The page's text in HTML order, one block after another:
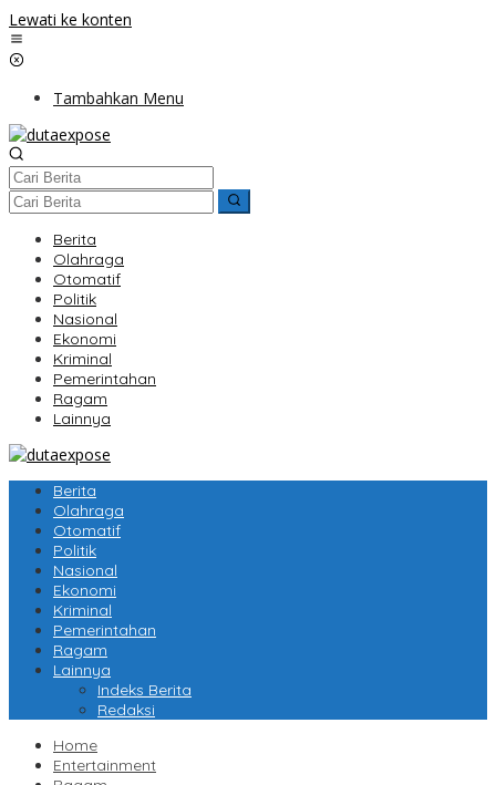
Lewati ke konten
Tambahkan Menu
Berita
Olahraga
Otomatif
Politik
Nasional
Ekonomi
Kriminal
Pemerintahan
Ragam
Lainnya
Berita
Olahraga
Otomatif
Politik
Nasional
Ekonomi
Kriminal
Pemerintahan
Ragam
Lainnya
Indeks Berita
Redaksi
Home
Entertainment